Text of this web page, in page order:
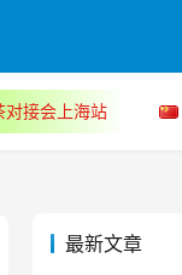
接会上海站
最新文章